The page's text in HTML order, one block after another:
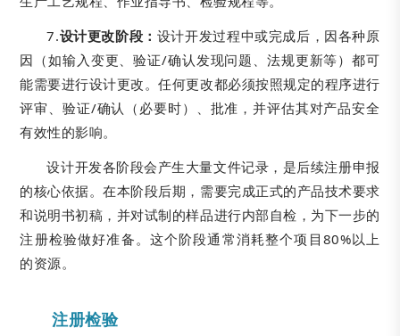
7.设计更改阶段： 设计开发过程中或完成后，因各种原
因（如输入变更、验证/确认发现问题、法规更新等）都可
能需要进行设计更改。任何更改都必须按照规定的程序进行
评审、验证/确认（必要时）、批准，并评估其对产品安全
有效性的影响。
设计开发各阶段会产生大量文件记录，是后续注册申报
的核心依据。在本阶段后期，需要完成正式的产品技术要求
和说明书初稿，并对试制的样品进行内部自检，为下一步的
注册检验做好准备。这个阶段通常消耗整个项目80%以上
的资源。
注册检验